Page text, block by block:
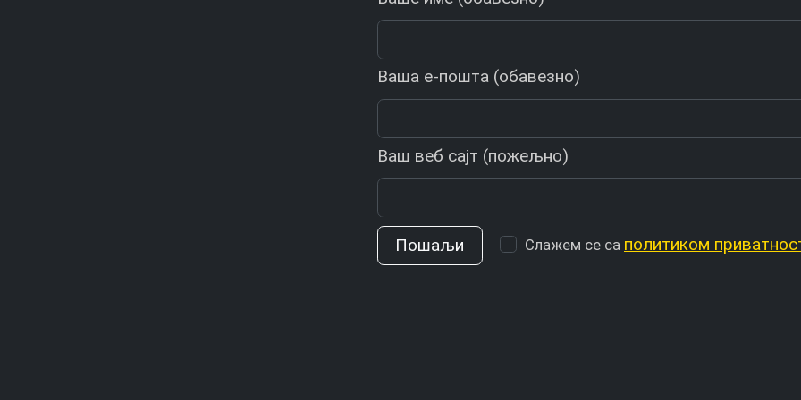
Ваша е-пошта (обавезно)
Ваш веб сајт (пожељно)
Слажем се са политиком